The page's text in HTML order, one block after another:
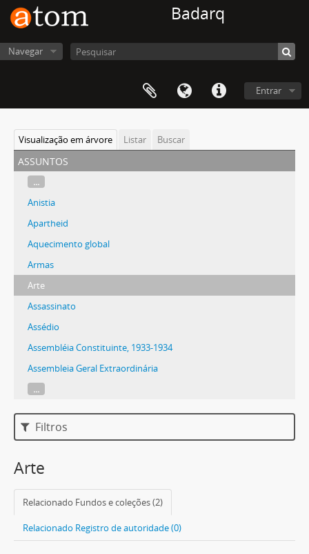
Badarq
Navegar
Entrar
Visualização em árvore Listar Buscar
assuntos
...
Anistia
Apartheid
Aquecimento global
Armas
Arte
Assassinato
Assédio
Assembléia Constituinte, 1933-1934
Assembleia Geral Extraordinária
...
Filtros
Arte
Relacionado Fundos e coleções (2)
Relacionado Registro de autoridade (0)